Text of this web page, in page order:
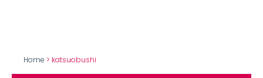
Home > katsuobushi